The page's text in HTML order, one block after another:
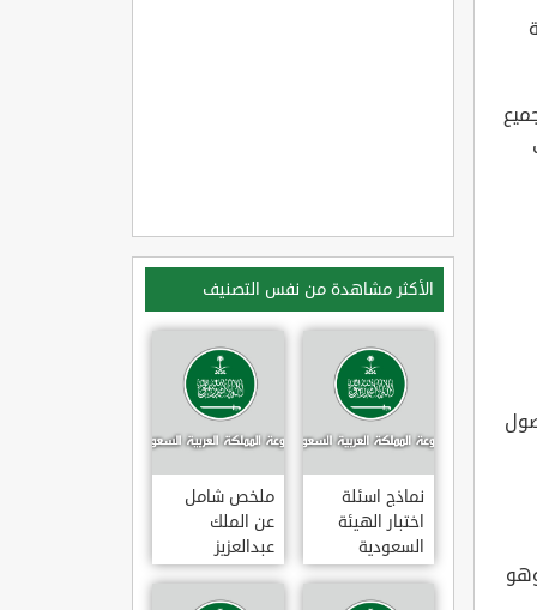
الأكثر مشاهدة من نفس التصنيف
نماذج اسئلة
اختبار الهيئة
السعودية
للتخصصات
الصحية
ملخص شامل
عن الملك
عبدالعزيز